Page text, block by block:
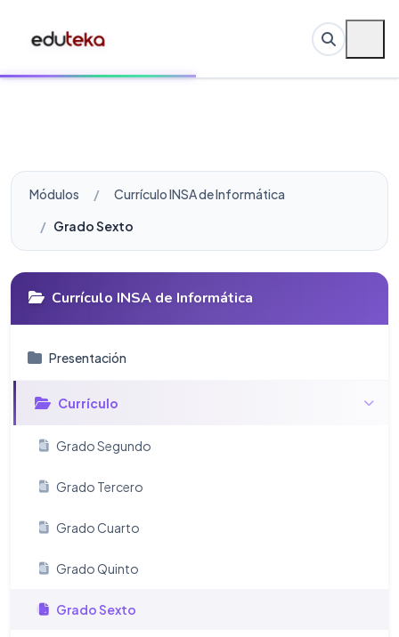
Módulos
Currículo INSA de Informática
Grado Sexto
Currículo INSA de Informática
Presentación
Currículo
Grado Segundo
Grado Tercero
Grado Cuarto
Grado Quinto
Grado Sexto